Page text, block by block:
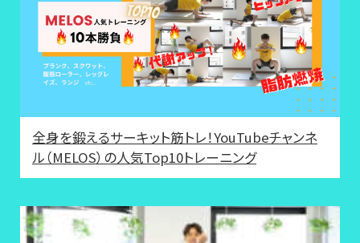
全身を鍛えるサーキット筋トレ！YouTubeチャンネ
ル（MELOS）の人気Top10トレーニング